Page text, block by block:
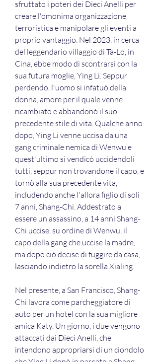
sfruttato i poteri dei Dieci Anelli per
creare l'omonima organizzazione
terroristica e manipolare gli eventi a
proprio vantaggio. Nel 2023, in cerca
del leggendario villaggio di Ta-Lo, in
Cina, ebbe modo di scontrarsi con la
sua futura moglie, Ying Li. Seppur
perdendo, l'uomo si infatuò della
donna, amore per il quale venne
ricambiato e abbandonò il suo
precedente stile di vita. Qualche anno
dopo, Ying Li venne uccisa da una
gang criminale nemica di Wenwu e
quest'ultimo si vendicò uccidendoli
tutti, seppur non trovandone il capo, e
tornò alla sua precedente vita,
includendo anche l'allora figlio di soli
7 anni, Shang-Chi. Addestrato a
essere un assassino, a 14 anni Shang-
Chi uccise, su ordine di Wenwu, il
capo della gang che uccise la madre,
ma dopo ciò decise di fuggire da casa,
lasciando indietro la sorella Xialing.
Nel presente, a San Francisco, Shang-
Chi lavora come parcheggiatore di
auto per un hotel con la sua migliore
amica Katy. Un giorno, i due vengono
attaccati dai Dieci Anelli, che
intendono appropriarsi di un ciondolo